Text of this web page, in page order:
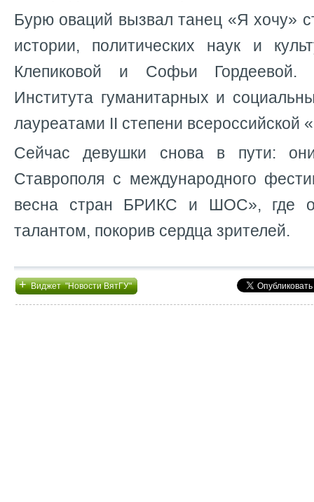
Бурю оваций вызвал танец «Я хочу»
истории, политических наук и
Клепиковой и Софьи Гордеевой.
Института гуманитарных и
лауреатами II степени всероссийской
Сейчас девушки снова в пути:
Ставрополя с международного
весна стран БРИКС и ШОС», где
талантом, покорив сердца зрителей.
+Виджет "Новости ВятГУ"